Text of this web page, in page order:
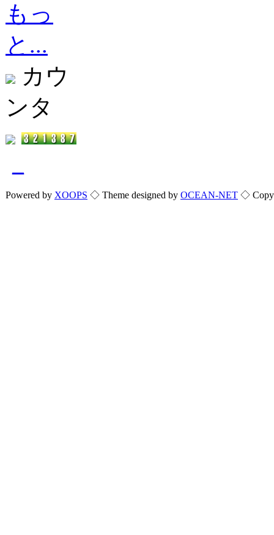
もっ
と...
カウ
ンタ
Powered by XOOPS ◇ Theme designed by OCEAN-NET ◇